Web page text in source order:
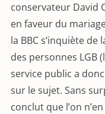
conservateur David
en faveur du
la BBC s’inquiète
des personnes LGB
service public a
sur le sujet. Sans
conclut que l’on